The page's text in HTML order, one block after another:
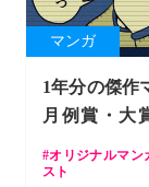
マンガ
1年分の傑作
月例賞・大
オリジナルマン
スト